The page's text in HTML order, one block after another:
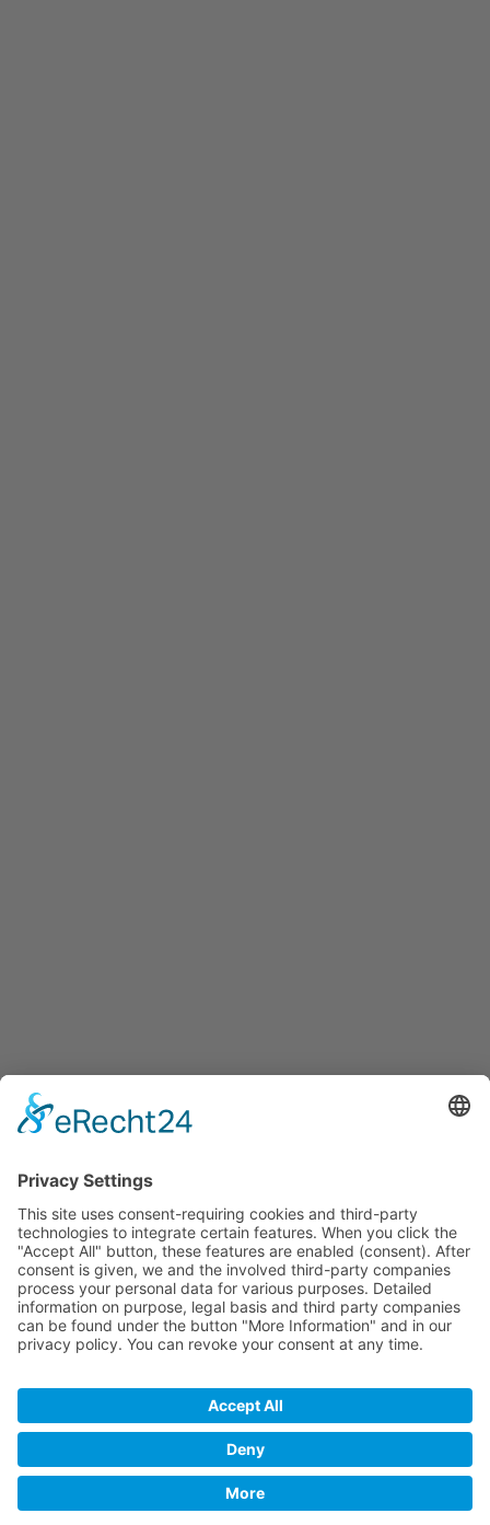
Kontakt
Bischöfliches Ordinariat der Diözese Würzburg
© 2026 BISTUM WÜRZBURG
IMPRESSUM
DATENSCHUTZERKLÄRUNG
ERKLÄRUNG ZUR BARRIEREFREIHEIT